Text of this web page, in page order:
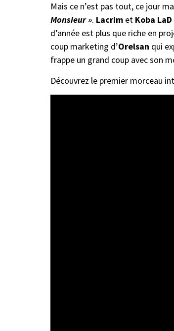
Mais ce n’est pas tout, ce jour
Monsieur ». Lacrim et Koba LaD
d’année est plus que riche en
coup marketing d’Orelsan qui
frappe un grand coup avec son
Découvrez le premier morceau